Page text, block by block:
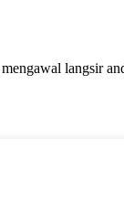
langsir